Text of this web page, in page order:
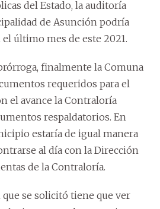
del Estado, la auditoría
de Asunción podría
último mes de este 2021.
finalmente la Comuna
requeridos para el
el avance la Contraloría
respaldatorios. En
estaría de igual manera
al día con la Dirección
de la Contraloría.
se solicitó tiene que ver